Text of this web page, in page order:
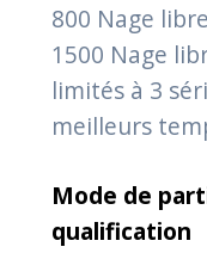
800 Nage
1500 Nage
limités à 3
meilleurs
Mode de
qualification